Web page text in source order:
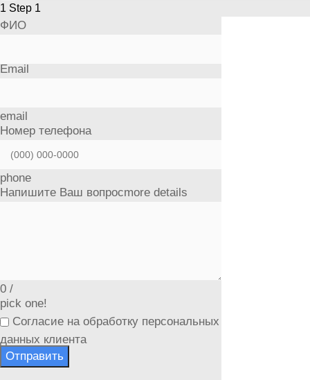
1 Step 1
ФИО
Email
email
Номер телефона
phone
Напишите Ваш вопросmore details
0 /
pick one!
Согласие на обработку персональных
данных клиента
Отправить